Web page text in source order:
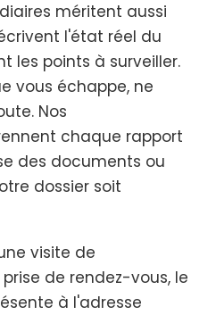
méritent aussi
l'état réel du
les points à surveiller.
vous échappe, ne
Nos
chaque rapport
des documents ou
dossier soit
visite de
de rendez-vous, le
à l'adresse